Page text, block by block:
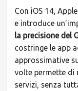
Con iOS 14,
e introduce
la precisione del
costringe le app
approssimative
volte permette di
servizi, senza